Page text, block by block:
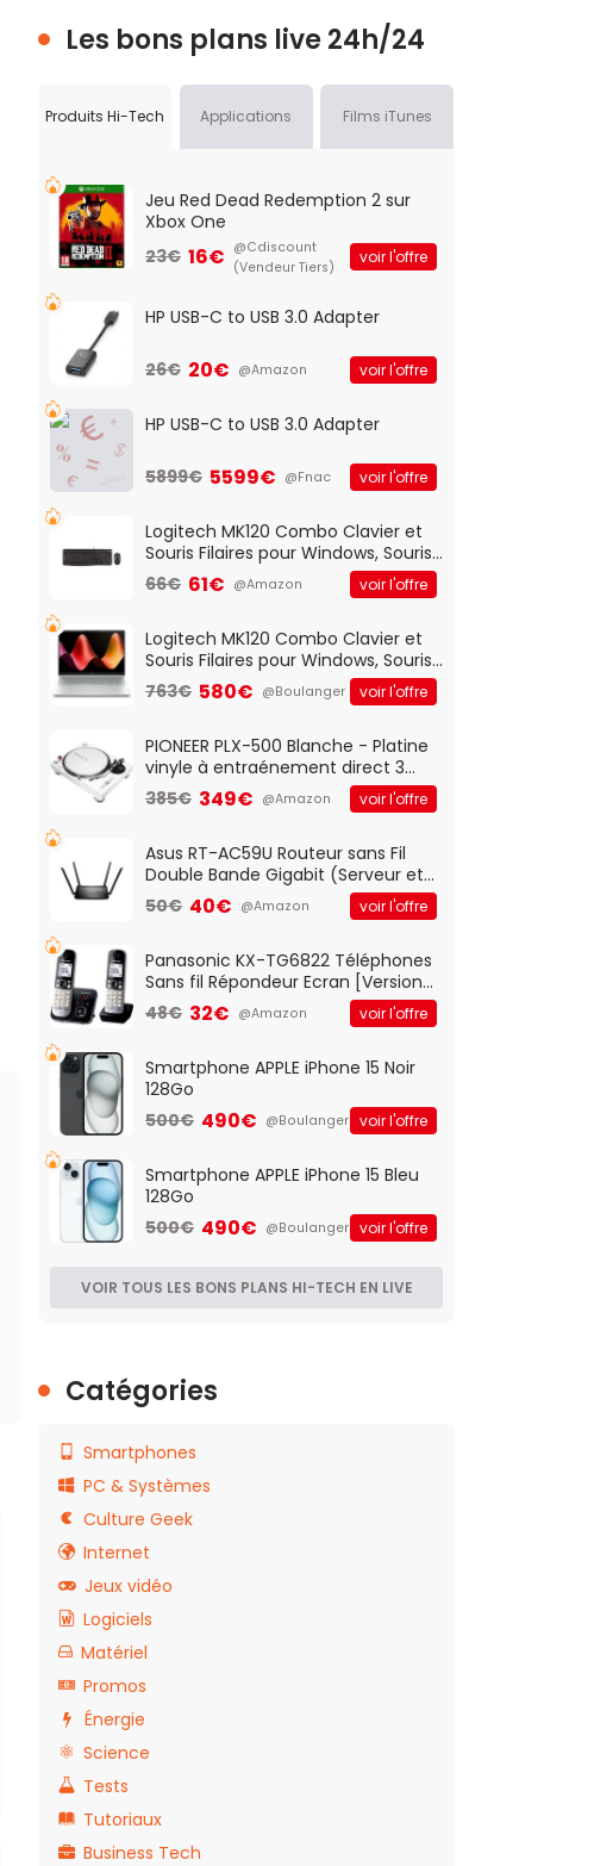
Les bons plans live 24h/24
Produits Hi-Tech Applications Films iTunes
Jeu Red Dead Redemption 2 sur
Xbox One
23€ 16€ @Cdiscount
(Vendeur Tiers)
voir l'offre
HP USB-C to USB 3.0 Adapter
26€ 20€ @Amazon voir l'offre
HP USB-C to USB 3.0 Adapter
5899€ 5599€ @Fnac voir l'offre
Logitech MK120 Combo Clavier et
Souris Filaires pour Windows, Souris
Optique Filaire, Connexion USB Plug
And Play, Confortable, Taille
QWERTY UK - Noir
66€ 61€ @Amazon voir l'offre
Logitech MK120 Combo Clavier et
Souris Filaires pour Windows, Souris
Optique Filaire, Connexion USB Plug
And Play, Confortable, Taille
QWERTY UK - Noir
763€ 580€ @Boulanger voir l'offre
PIONEER PLX-500 Blanche - Platine
vinyle à entraénement direct 3
vitesses (33-45-78 trs/min) avec
pre-ampli intégré et port USB
385€ 349€ @Amazon voir l'offre
Asus RT-AC59U Routeur sans Fil
Double Bande Gigabit (Serveur et
Client VPN, Triple Vlan, Mode Point
d'accès et Bridge, contrôle
50€ 40€ @Amazon voir l'offre
Panasonic KX-TG6822 Téléphones
Sans fil Répondeur Ecran [Version
Française]
48€ 32€ @Amazon voir l'offre
Smartphone APPLE iPhone 15 Noir
128Go
500€ 490€ @Boulanger voir l'offre
Smartphone APPLE iPhone 15 Bleu
128Go
500€ 490€ @Boulanger voir l'offre
VOIR TOUS LES BONS PLANS HI-TECH EN LIVE
Catégories
Smartphones
PC & Systèmes
Culture Geek
Internet
Jeux vidéo
Logiciels
Matériel
Promos
Énergie
Science
Tests
Tutoriaux
Business Tech